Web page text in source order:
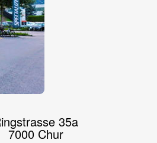
35a
7000 Chur